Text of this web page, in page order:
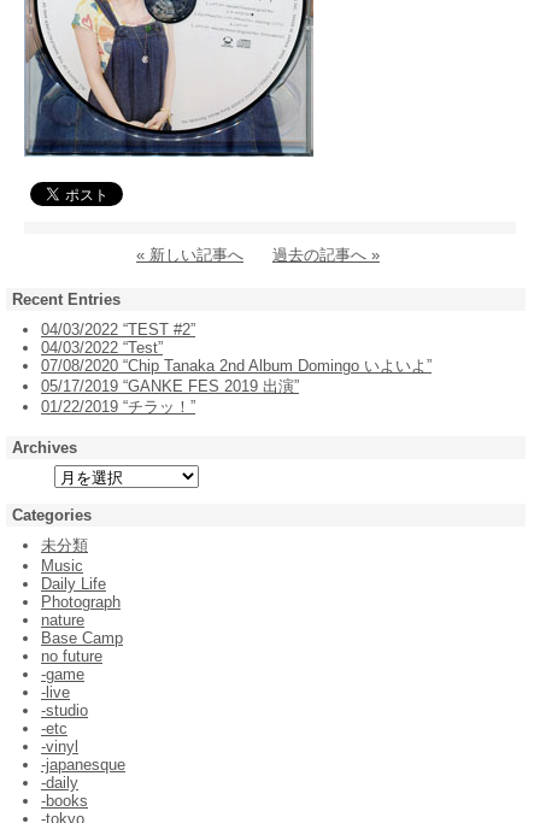
« 新しい記事へ 過去の記事へ »
Recent Entries
04/03/2022 “TEST #2”
04/03/2022 “Test”
07/08/2020 “Chip Tanaka 2nd Album Domingo いよいよ”
05/17/2019 “GANKE FES 2019 出演”
01/22/2019 “チラッ！”
Archives
Categories
未分類
Music
Daily Life
Photograph
nature
Base Camp
no future
-game
-live
-studio
-etc
-vinyl
-japanesque
-daily
-books
-tokyo